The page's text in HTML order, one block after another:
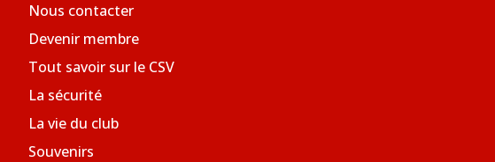
Nous contacter
Devenir membre
Tout savoir sur le CSV
La sécurité
La vie du club
Souvenirs